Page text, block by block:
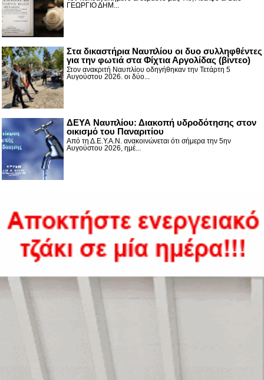
ΓΕΩΡΓΙΟ ΔΗΜ...
Στα δικαστήρια Ναυπλίου οι δυο συλληφθέντες
για την φωτιά στα Φίχτια Αργολίδας (βίντεο)
Στον ανακριτή Ναυπλίου οδηγήθηκαν την Τετάρτη 5
Αυγούστου 2026. οι δύο...
ΔΕΥΑ Ναυπλίου: Διακοπή υδροδότησης στον
οικισμό του Παναριτίου
Από τη Δ.Ε.Υ.Α.Ν. ανακοινώνεται ότι σήμερα την 5ην
Αυγούστου 2026, ημέ...